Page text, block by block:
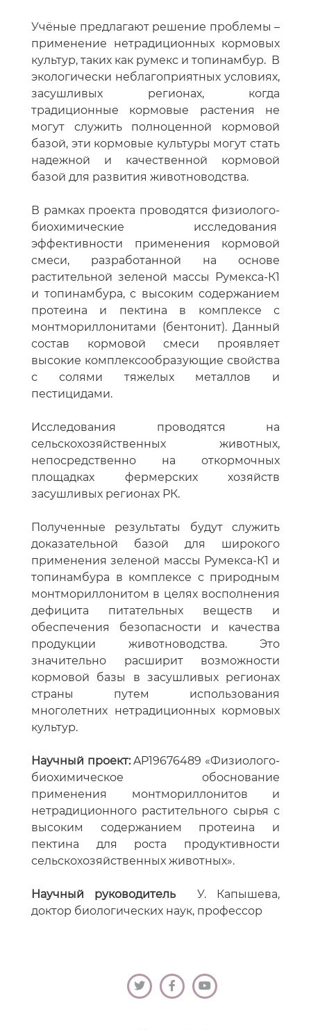
Учёные предлагают решение проблемы –
применение нетрадиционных кормовых
культур, таких как румекс и топинамбур. В
экологически неблагоприятных условиях,
засушливых регионах, когда
традиционные кормовые растения не
могут служить полноценной кормовой
базой, эти кормовые культуры могут стать
надежной и качественной кормовой
базой для развития животноводства.
В рамках проекта проводятся физиолого-
биохимические исследования
эффективности применения кормовой
смеси, разработанной на основе
растительной зеленой массы Румекса-К1
и топинамбура, с высоким содержанием
протеина и пектина в комплексе с
монтмориллонитами (бентонит). Данный
состав кормовой смеси проявляет
высокие комплексообразующие свойства
с солями тяжелых металлов и
пестицидами.
Исследования проводятся на
сельскохозяйственных животных,
непосредственно на откормочных
площадках фермерских хозяйств
засушливых регионах РК.
Полученные результаты будут служить
доказательной базой для широкого
применения зеленой массы Румекса-К1 и
топинамбура в комплексе с природным
монтмориллонитом в целях восполнения
дефицита питательных веществ и
обеспечения безопасности и качества
продукции животноводства. Это
значительно расширит возможности
кормовой базы в засушливых регионах
страны путем использования
многолетних нетрадиционных кормовых
культур.
Научный проект:AP19676489 «Физиолого-
биохимическое обоснование
применения монтмориллонитов и
нетрадиционного растительного сырья с
высоким содержанием протеина и
пектина для роста продуктивности
сельскохозяйственных животных».
Научный руководитель У. Капышева,
доктор биологических наук, профессор